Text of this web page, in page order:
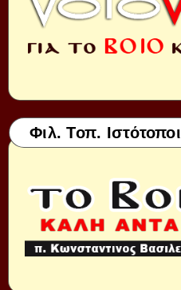
Φιλ. Τοπ. Ιστότοποι